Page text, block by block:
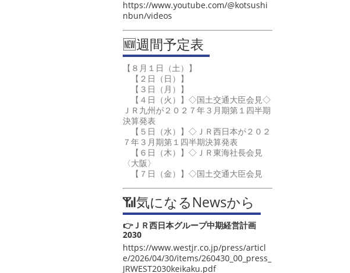
https://www.youtube.com/@kotsushi
nbun/videos
🆕週間予定表
【８月１日（土）】
【２日（日）】
【３日（月）】
【４日（火）】◇国土交通大臣会見◇
ＪＲ九州が２０２７年３月期第１四半期
決算発表
【５日（水）】◇ＪＲ西日本が２０２
７年３月期第１四半期決算発表
【６日（木）】◇ＪＲ東海社長会見
〈大阪〉
【７日（金）】◇国土交通大臣会見
📶気になるNewsから
👉ＪＲ西日本グループ中期経営計画
2030
https://www.westjr.co.jp/press/articl
e/2026/04/30/items/260430_00_press_
JRWEST2030keikaku.pdf